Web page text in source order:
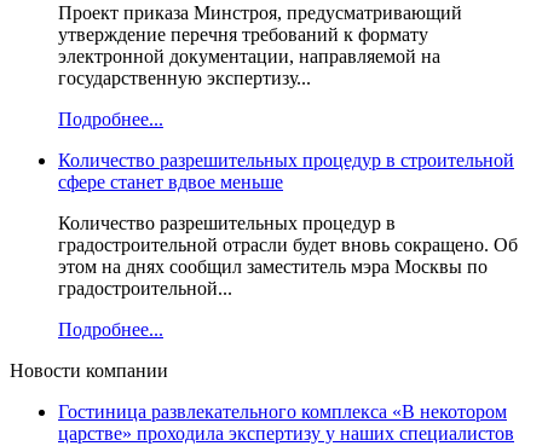
Проект приказа Минстроя, предусматривающий
утверждение перечня требований к формату
электронной документации, направляемой на
государственную экспертизу...
Подробнее...
Количество разрешительных процедур в строительной
сфере станет вдвое меньше
Количество разрешительных процедур в
градостроительной отрасли будет вновь сокращено. Об
этом на днях сообщил заместитель мэра Москвы по
градостроительной...
Подробнее...
Новости компании
Гостиница развлекательного комплекса «В некотором
царстве» проходила экспертизу у наших специалистов